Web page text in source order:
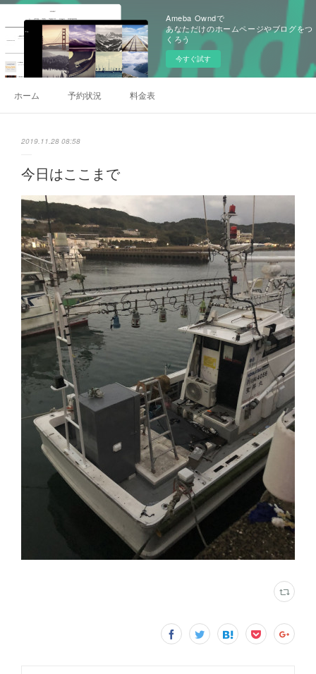
Ameba Owndで
あなただけのホームページやブログをつ
くろう
今すぐ試す
ホーム 予約状況 料金表
2019.11.28 08:58
今日はここまで